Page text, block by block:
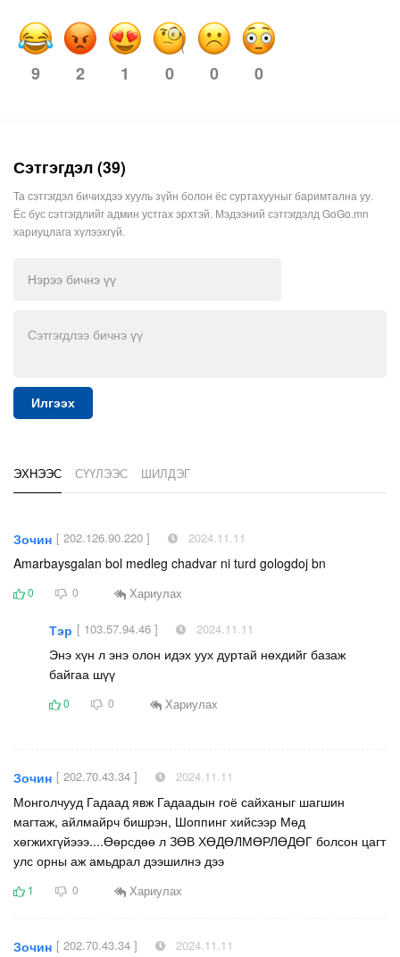
9 2 1 0 0 0
Сэтгэгдэл (39)
Та сэтгэгдэл бичихдээ хууль зүйн болон ёс суртахууныг баримтална уу.
Ёс бус сэтгэгдлийг админ устгах эрхтэй. Мэдээний сэтгэгдэлд GoGo.mn
хариуцлага хүлээхгүй.
Илгээх
ЭХНЭЭС СҮҮЛЭЭС ШИЛДЭГ
Зочин [ 202.126.90.220 ] 2024.11.11
Amarbaysgalan bol medleg chadvar ni turd gologdoj bn
0 0 Хариулах
Тэр [ 103.57.94.46 ] 2024.11.11
Энэ хүн л энэ олон идэх уух дуртай нөхдийг базаж
байгаа шүү
0 0 Хариулах
Зочин [ 202.70.43.34 ] 2024.11.11
Монголчууд Гадаад явж Гадаадын гоё сайханыг шагшин
магтаж, айлмайрч бишрэн, Шоппинг хийсээр Мөд
хөгжихгүйэээ....Өөрсдөө л ЗӨВ ХӨДӨЛМӨРЛӨДӨГ болсон цагт
улс орны аж амьдрал дээшилнэ дээ
1 0 Хариулах
Зочин [ 202.70.43.34 ] 2024.11.11